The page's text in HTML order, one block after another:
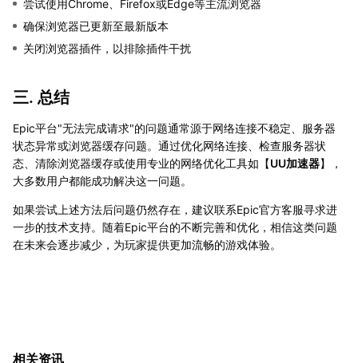
尝试使用Chrome、Firefox或Edge等主流浏览器
确保浏览器已更新至最新版本
关闭浏览器插件，以排除插件干扰
三. 总结
Epic平台"无法完成请求"的问题通常源于网络连接不稳定、服务器
状态异常或浏览器缓存问题。通过优化网络连接、检查服务器状
态、清除浏览器缓存或使用专业的网络优化工具如【UU加速器】，
大多数用户都能成功解决这一问题。
如果尝试上述方法后问题仍然存在，建议联系Epic官方客服寻求进
一步的技术支持。随着Epic平台的不断完善和优化，相信这类问题
在未来会逐步减少，为玩家提供更加流畅的游戏体验。
相关资讯